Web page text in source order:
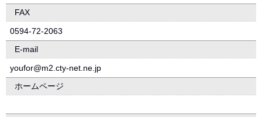
FAX
0594-72-2063
E-mail
youfor@m2.cty-net.ne.jp
ホームページ